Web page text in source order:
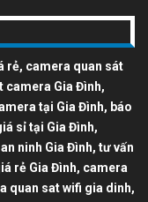
rẻ, camera quan sát
camera Gia Đình,
tại Gia Đình, báo
sỉ tại Gia Đình,
ninh Gia Đình, tư vấn
rẻ Gia Đình, camera
quan sat wifi gia dinh,